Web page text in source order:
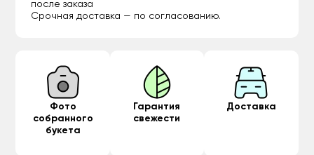
после заказа
Срочная доставка — по согласованию.
Фото
собранного
букета
Гарантия
свежести
Доставка